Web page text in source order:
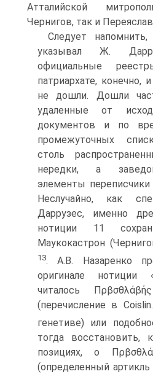
Атталийской
Чернигов, так и
Следует
указывал Ж.
официальные
патриархате, конечно,
не дошли. Дошли
удаленные от
документов и по
промежуточных
столь
нередки, а
элементы
Неслучайно, как
Даррузес, именно
нотиции 11
Маукокастрон
13. А.В. Назаренко
оригинале
читалось
(перечисление в
генетиве) или
тогда
позициях, ο
(определенный